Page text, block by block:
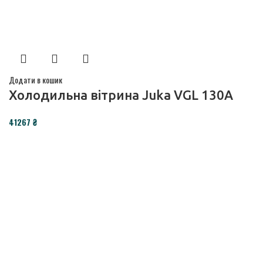
Додати в кошик
Холодильна вітрина Juka VGL 130A
₴